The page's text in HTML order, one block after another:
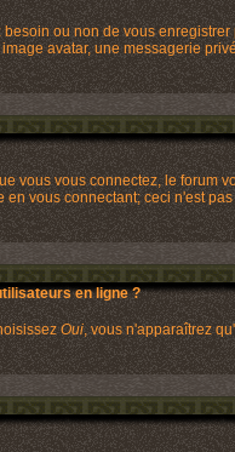
ou non de vous
avatar, une messagerie
vous vous connectez, le forum
vous connectant; ceci n'est
en ligne ?
Oui, vous n'apparaîtrez